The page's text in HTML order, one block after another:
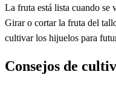
La fruta está lista cuando se
Girar o cortar la fruta del
cultivar los hijuelos para
Consejos de